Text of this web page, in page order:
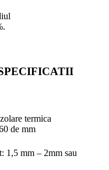
termica
de mm
1,5 mm – 2mm sau